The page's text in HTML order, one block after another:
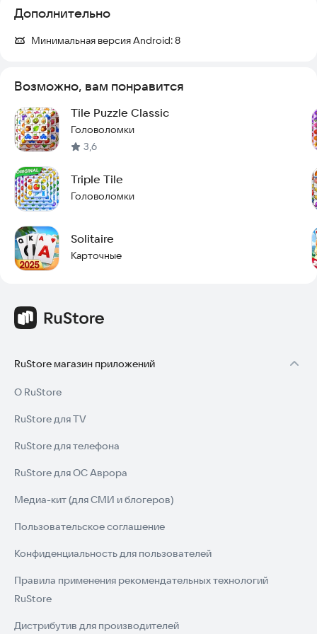
Пиковый сад
Парящие Красные
Продолжайте проходить уровни, чтобы держать мозг в
тонусе, а увлекательные головоломки не дадут заскучать!
прямо сейчас и начните играть!
Дополнительно
Минимальная версия Android:8
Возможно, вам понравится
Tile Puzzle Classic
Головоломки
3,6
Triple Tile
Головоломки
Solitaire
Карточные
RuStore магазин приложений
О RuStore
RuStore для TV
RuStore для телефона
RuStore для ОС Аврора
Медиа-кит (для СМИ и блогеров)
Пользовательское соглашение
Конфиденциальность для пользователей
Правила применения рекомендательных технологий
RuStore
Дистрибутив для производителей